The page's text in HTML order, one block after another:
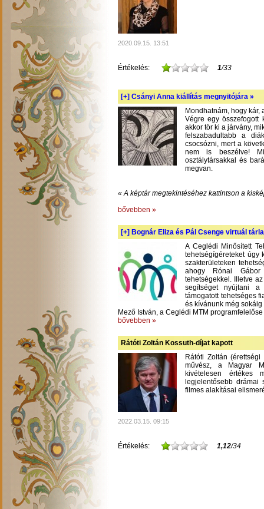
2020.09.15. 13:51
Értékelés: 1/33
[+] Csányi Anna kiállítás megnyitójára »
Mondhatnám, hogy kár,
Végre egy összefogott
akkor tör ki a járvány,
felszabadultabb a
csocsózni, mert a
nem is beszélve!
osztálytársakkal és
megvan.
« A képtár megtekintéséhez kattintson a
bővebben »
[+] Bognár Eliza és Pál Csenge virtuál
A Ceglédi Minősített
tehetségígéreteket úgy
szakterületeken
ahogy Rónai Gábor
tehetségekkel. Illetve
segítséget nyújtani a
támogatott tehetséges
és kívánunk még
Mező István, a Ceglédi MTM programfelelőse
bővebben »
Rátóti Zoltán Kossuth-díjat kapott
Rátóti Zoltán
művész, a Magyar
kivételesen értékes
legjelentősebb drámai
filmes alakításai
2022.03.15. 09:15
Értékelés: 1,12/34